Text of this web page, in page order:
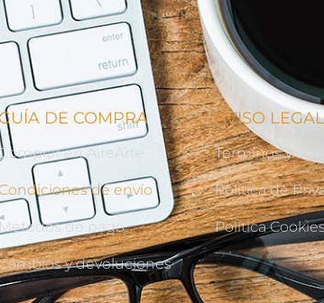
DE COMPRA
Comprar en AireArte
Condiciones de envío
Métodos de pago
y devoluciones
AVISO LEGAL
Terminos y
Política de
Política